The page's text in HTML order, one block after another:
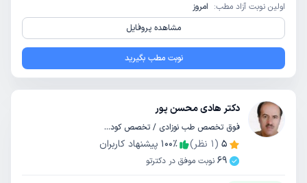
اولین نوبت آزاد مطب: امروز
مشاهده پروفایل
نوبت مطب بگیرید
دکتر هادی محسن پور
فوق تخصص طب نوزادی / تخصص کودکان و اطفال
5
(
1 نظر) 100٪
پیشنهاد کاربران
69 نوبت موفق در دکترتو